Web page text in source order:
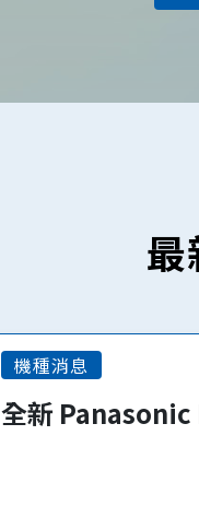
最
機種消息
全新 Panasonic